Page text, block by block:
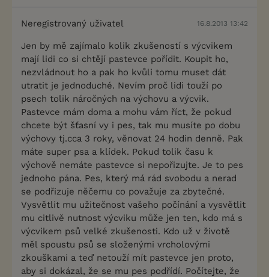
Neregistrovaný uživatel 16.8.2013 13:42
Jen by mě zajímalo kolik zkušeností s výcvikem
mají lidi co si chtějí pastevce pořídit. Koupit ho,
nezvládnout ho a pak ho kvůli tomu muset dát
utratit je jednoduché. Nevím proč lidi touží po
psech tolik náročných na výchovu a výcvik.
Pastevce mám doma a mohu vám říct, že pokud
chcete být šťasní vy i pes, tak mu musíte po dobu
výchovy tj.cca 3 roky, věnovat 24 hodin denně. Pak
máte super psa a klídek. Pokud tolik času k
výchově nemáte pastevce si nepořizujte. Je to pes
jednoho pána. Pes, který má rád svobodu a nerad
se podřizuje něčemu co považuje za zbytečné.
Vysvětlit mu užitečnost vašeho počínání a vysvětlit
mu citlivě nutnost výcviku může jen ten, kdo má s
výcvikem psů velké zkušenosti. Kdo už v životě
měl spoustu psů se složenými vrcholovými
zkouškami a teď netouží mít pastevce jen proto,
aby si dokázal, že se mu pes podřídí. Počítejte, že